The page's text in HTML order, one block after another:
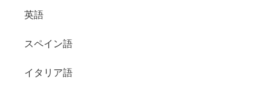
英語
スペイン語
イタリア語